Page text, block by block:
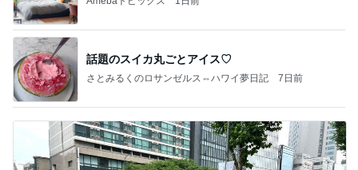
話題のスイカ丸ごとアイス♡
さとみるくのロサンゼルス⇔ハワイ夢日記 7日前